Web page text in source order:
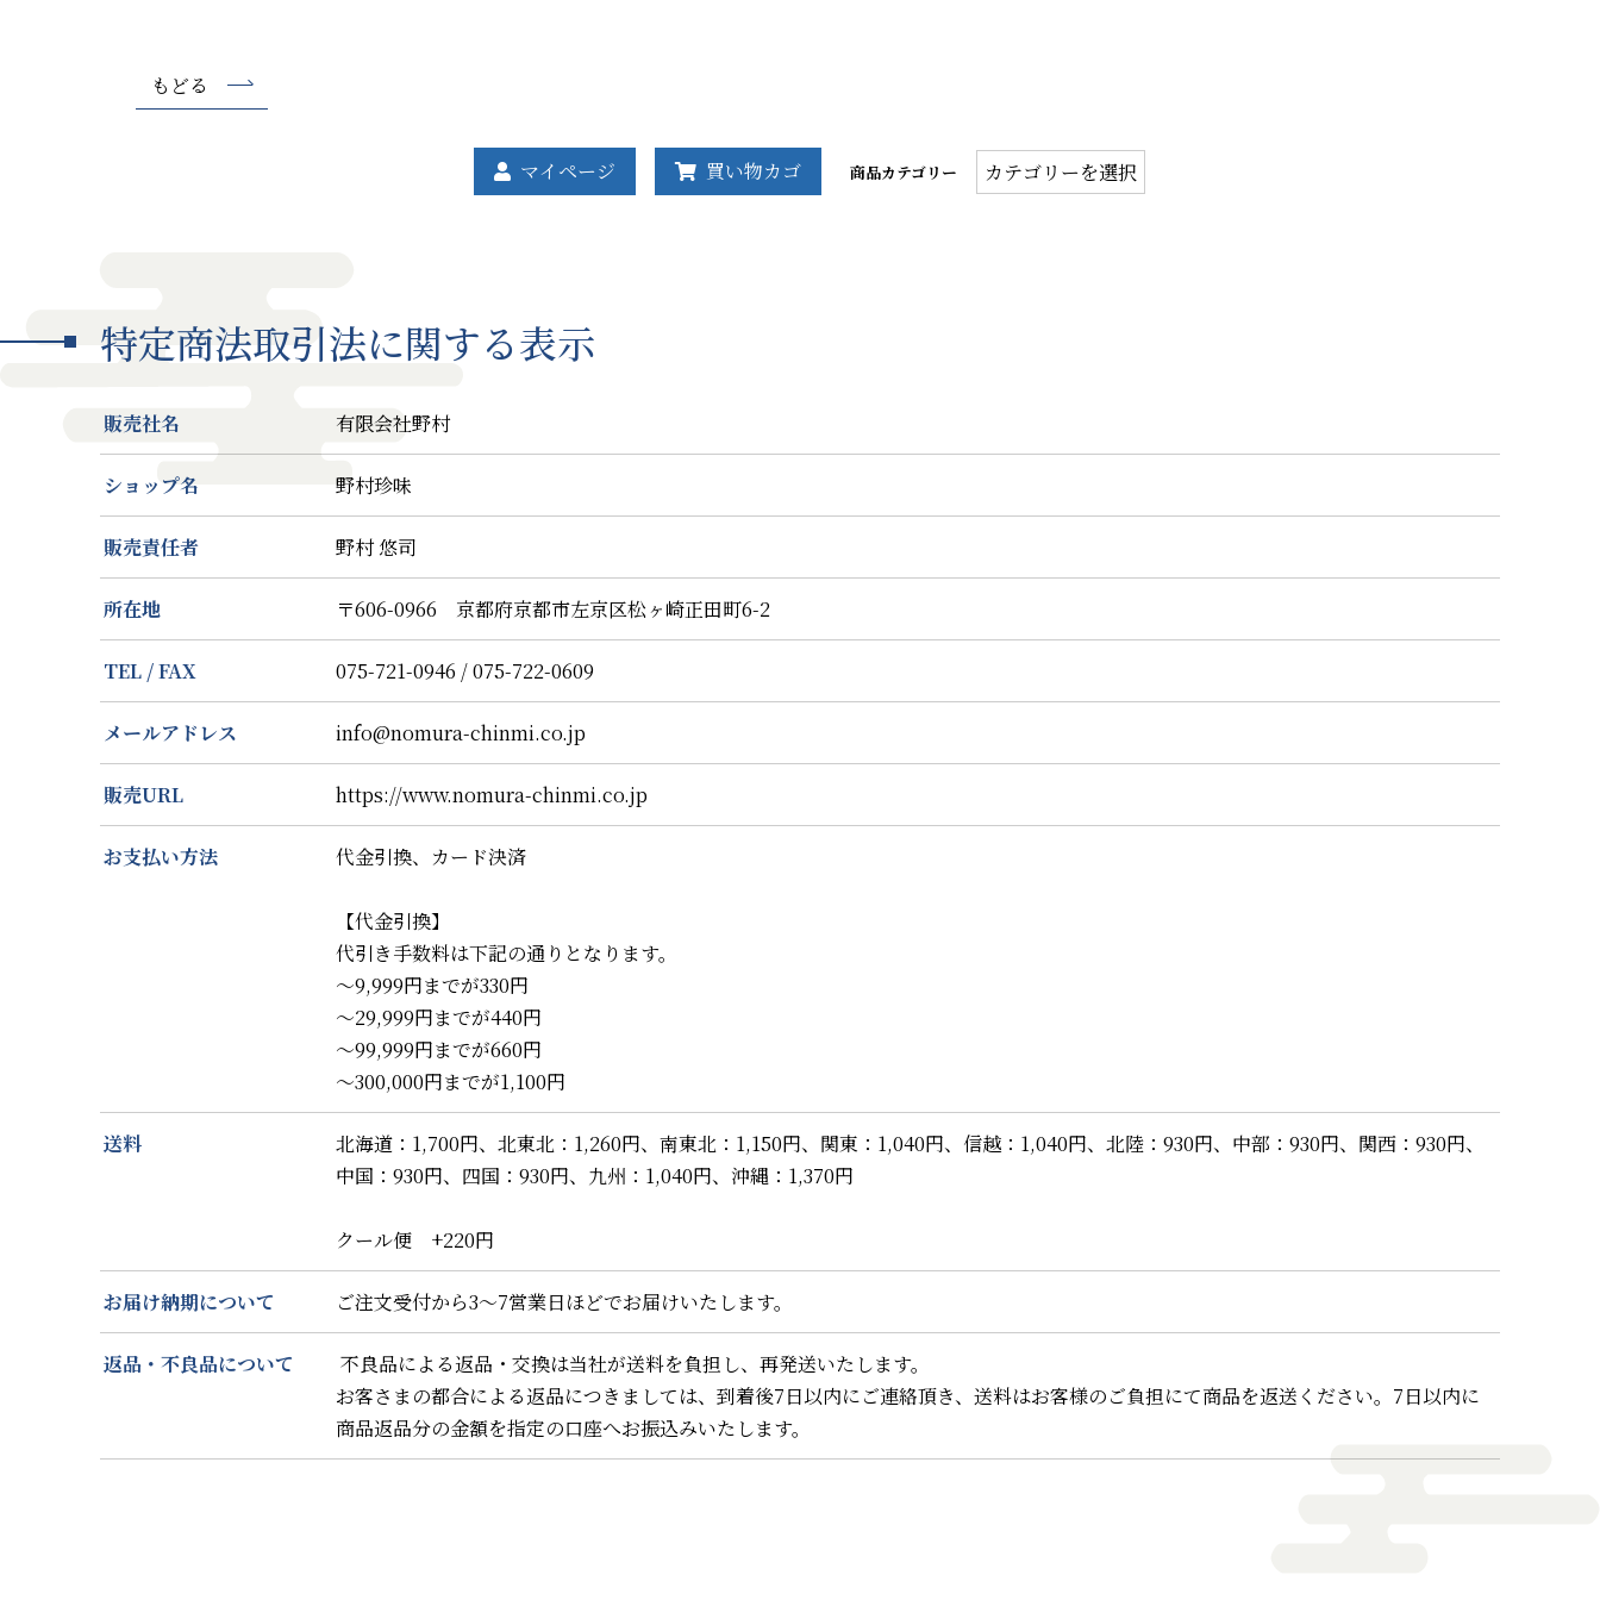
もどる
マイページ 買い物カゴ 商品カテゴリー
商
品
特定商法取引法に関する表示
販売社名 有限会社野村
ショップ名 野村珍味
販売責任者 野村 悠司
所在地 〒606-0966 京都府京都市左京区松ヶ崎正田町6-2
TEL / FAX 075-721-0946 / 075-722-0609
メールアドレス info@nomura-chinmi.co.jp
販売URL https://www.nomura-chinmi.co.jp
お支払い方法 代金引換、カード決済
【代金引換】
代引き手数料は下記の通りとなります。
～9,999円までが330円
～29,999円までが440円
～99,999円までが660円
～300,000円までが1,100円
送料
北海道：1,700円、北東北：1,260円、南東北：1,150円、関東：1,040円、信越：1,040円、北陸：930円、中部：930円、関西：930円、
中国：930円、四国：930円、九州：1,040円、沖縄：1,370円
クール便 +220円
お届け納期について ご注文受付から3～7営業日ほどでお届けいたします。
返品・不良品について
不良品による返品・交換は当社が送料を負担し、再発送いたします。
お客さまの都合による返品につきましては、到着後7日以内にご連絡頂き、送料はお客様のご負担にて商品を返送ください。7日以内に
商品返品分の金額を指定の口座へお振込みいたします。